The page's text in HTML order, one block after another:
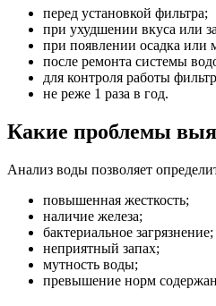
перед установкой фильтра;
при ухудшении вкуса или
при появлении осадка или
после ремонта системы
для контроля работы
не реже 1 раза в год.
Какие проблемы
Анализ воды позволяет
повышенная жесткость;
наличие железа;
бактериальное загрязнение;
неприятный запах;
мутность воды;
превышение норм